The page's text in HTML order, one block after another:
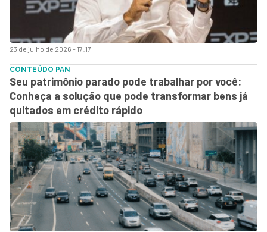
23 de julho de 2026 - 17:17
CONTEÚDO PAN
Seu patrimônio parado pode trabalhar por você:
Conheça a solução que pode transformar bens já
quitados em crédito rápido